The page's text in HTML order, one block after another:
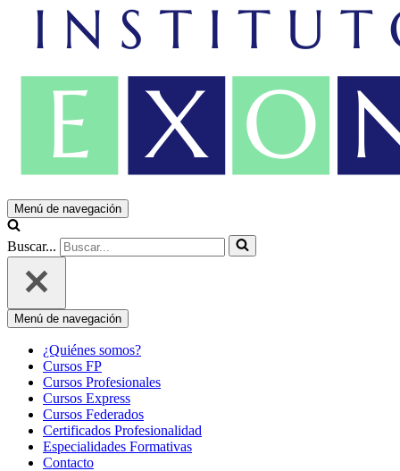
Menú de navegación
Buscar...
Menú de navegación
¿Quiénes somos?
Cursos FP
Cursos Profesionales
Cursos Express
Cursos Federados
Certificados Profesionalidad
Especialidades Formativas
Contacto